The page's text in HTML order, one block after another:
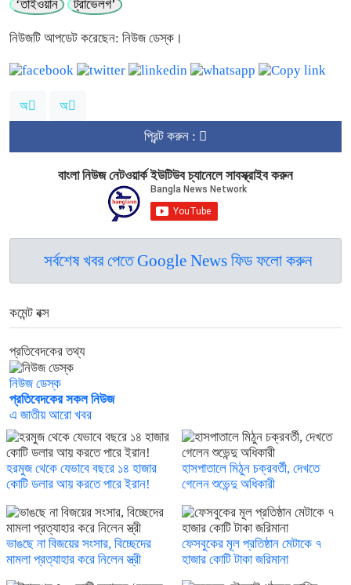
‘তাইওয়ান
ট্রাভেলগ’
নিউজটি আপডেট করেছেন: নিউজ ডেস্ক।
অ অ
প্রিন্ট করুন :
বাংলা নিউজ নেটওয়ার্ক ইউটিউব চ্যানেলে সাবস্ক্রাইব করুন
সর্বশেষ খবর পেতে Google News ফিড ফলো করুন
কমেন্ট বক্স
প্রতিবেদকের তথ্য
নিউজ ডেস্ক
প্রতিবেদকের সকল নিউজ
এ জাতীয় আরো খবর
হরমুজ থেকে যেভাবে বছরে ১৪ হাজার
কোটি ডলার আয় করতে পারে ইরান!
হাসপাতালে মিঠুন চক্রবর্তী, দেখতে
গেলেন শুভেন্দু অধিকারী
ভাঙছে না বিজয়ের সংসার, বিচ্ছেদের
মামলা প্রত্যাহার করে নিলেন স্ত্রী
ফেসবুকের মূল প্রতিষ্ঠান মেটাকে ৭
হাজার কোটি টাকা জরিমানা